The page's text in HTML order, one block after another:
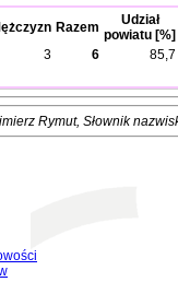
Razem
Udział
powiatu [%]
3 6
85,7
Rymut, Słownik